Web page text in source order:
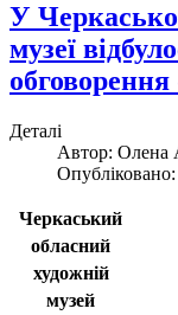
У
музеї
Деталі
Автор: Олена
Черкаський
обласний
художній
музей